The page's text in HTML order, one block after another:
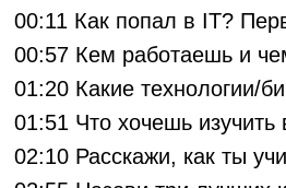
00:11 Как попал в IT?
00:57 Кем работаешь и
01:20 Какие технологии/
01:51 Что хочешь изучить
02:10 Расскажи, как ты